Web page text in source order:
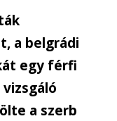
a belgrádi
egy férfi
a szerb